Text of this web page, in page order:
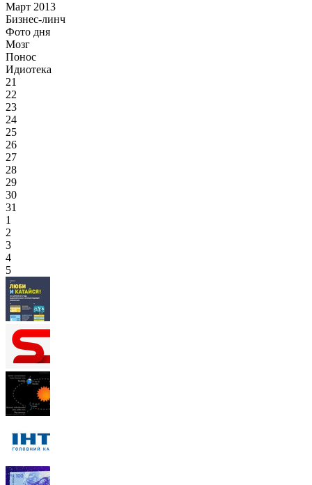
Март 2013
Бизнес-линч
Фото дня
Мозг
Понос
Идиотека
21
22
23
24
25
26
27
28
29
30
31
1
2
3
4
5